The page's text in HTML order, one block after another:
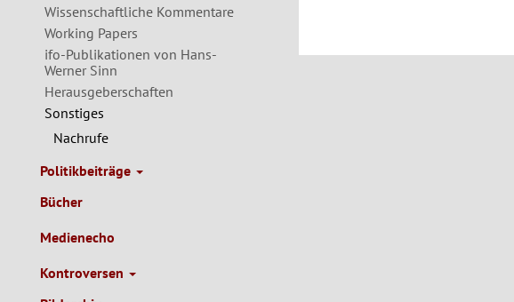
Wissenschaftliche Kommentare
Working Papers
ifo-Publikationen von Hans-
Werner Sinn
Herausgeberschaften
Sonstiges
Nachrufe
Politikbeiträge
Bücher
Medienecho
Kontroversen